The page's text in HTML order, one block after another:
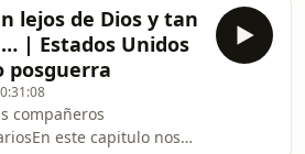
la llegada de Mao Zedong
división de Corea y el
del “final” de la
devastado, sin
estabilidad… y
vulnerable.Aquí
La destrucción total
economías e
lejos de Dios y tan
| Estados Unidos
posguerra
compañeros
este capitulo nos